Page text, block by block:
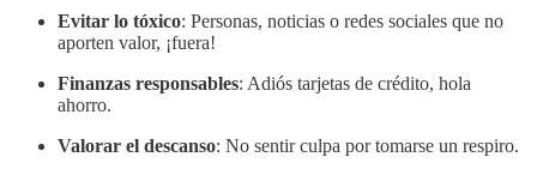
Evitar lo tóxico: Personas, noticias o redes sociales que no
aporten valor, ¡fuera!
Finanzas responsables: Adiós tarjetas de crédito, hola
ahorro.
Valorar el descanso: No sentir culpa por tomarse un respiro.